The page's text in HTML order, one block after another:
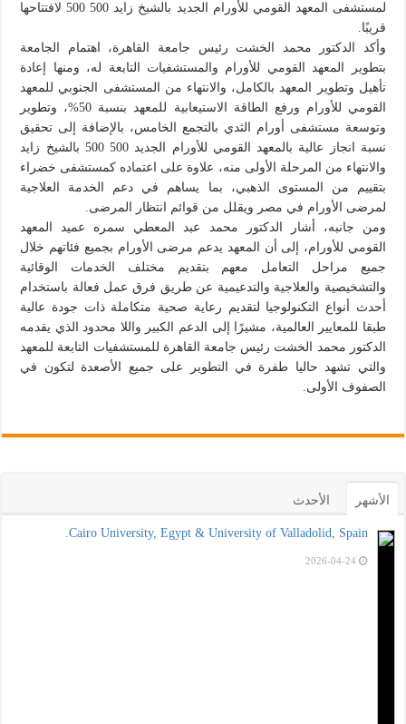
لمستشفى المعهد القومي للأورام الجديد بالشيخ زايد 500 500 لافتتاحها
قريبًا.
وأكد الدكتور محمد الخشت رئيس جامعة القاهرة، اهتمام الجامعة
بتطوير المعهد القومي للأورام والمستشفيات التابعة له، ومنها إعادة
تأهيل وتطوير المعهد بالكامل، والانتهاء من المستشفى الجنوبي للمعهد
القومي للأورام ورفع الطاقة الاستيعابية للمعهد بنسبة 50%، وتطوير
وتوسعة مستشفى أورام الثدي بالتجمع الخامس، بالإضافة إلى تحقيق
نسبة انجاز عالية بالمعهد القومي للأورام الجديد 500 500 بالشيخ زايد
والانتهاء من المرحلة الأولى منه، علاوة على اعتماده كمستشفى خضراء
بتقييم من المستوى الذهبي، بما يساهم في دعم الخدمة العلاجية
لمرضى الأورام في مصر ويقلل من قوائم انتظار المرضى.
ومن جانبه، أشار الدكتور محمد عبد المعطي سمره عميد المعهد
القومي للأورام، إلى أن المعهد يدعم مرضى الأورام بجميع فئاتهم خلال
جميع مراحل التعامل معهم بتقديم مختلف الخدمات الوقائية
والتشخيصية والعلاجية والتدعيمية عن طريق فرق عمل فعالة باستخدام
أحدث أنواع التكنولوجيا لتقديم رعاية صحية متكاملة ذات جودة عالية
طبقا للمعايير العالمية، مشيرًا إلى الدعم الكبير واللا محدود الذي يقدمه
الدكتور محمد الخشت رئيس جامعة القاهرة للمستشفيات التابعة للمعهد
والتي تشهد حاليا طفرة في التطوير على جميع الأصعدة لتكون في
الصفوف الأولى.
الأشهر الأحدث
Cairo University, Egypt & University of Valladolid, Spain.
2026-04-24